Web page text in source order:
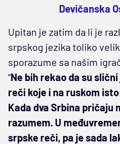
Devičanska
Upitan je zatim da li je
srpskog jezika toliko
sporazume sa našim
“Ne bih rekao da su
reči koje i na ruskom
Kada dva Srbina pričaju
razumem. U
srpske reči, pa je sada